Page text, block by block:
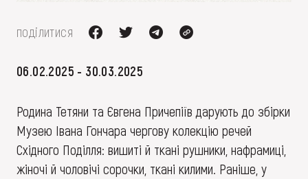
поділитися
06.02.2025 - 30.03.2025
Родина Тетяни та Євгена Причепіїв дарують до збірки
Музею Івана Гончара чергову колекцію речей
Східного Поділля: вишиті й ткані рушники, нафрамиці,
жіночі й чоловічі сорочки, ткані килими. Раніше, у